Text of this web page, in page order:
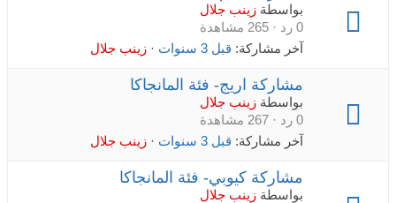
بواسطة زينب جلال
0 رد · 265 مشاهدة
آخر مشاركة: قبل 3 سنوات · زينب جلال
مشاركة اريج- فئة المانجاكا
بواسطة زينب جلال
0 رد · 267 مشاهدة
آخر مشاركة: قبل 3 سنوات · زينب جلال
مشاركة كيوبي- فئة المانجاكا
بواسطة زينب جلال